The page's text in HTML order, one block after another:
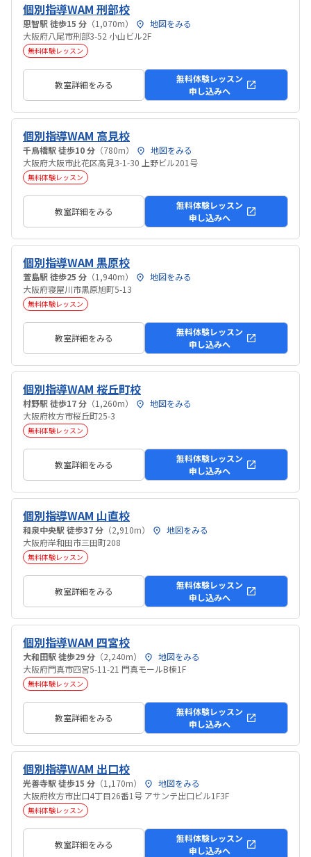
個別指導WAM 刑部校
恩智駅 徒歩15 分 （1,070m）
地図をみる
大阪府八尾市刑部3-52 小山ビル2F
無料体験レッスン
教室詳細をみる
無料体験レッスン
申し込みへ
個別指導WAM 高見校
千鳥橋駅 徒歩10 分 （780m）
地図をみる
大阪府大阪市此花区高見3-1-30 上野ビル201号
無料体験レッスン
教室詳細をみる
無料体験レッスン
申し込みへ
個別指導WAM 黒原校
萱島駅 徒歩25 分 （1,940m）
地図をみる
大阪府寝屋川市黒原旭町5-13
無料体験レッスン
教室詳細をみる
無料体験レッスン
申し込みへ
個別指導WAM 桜丘町校
村野駅 徒歩17 分 （1,260m）
地図をみる
大阪府枚方市桜丘町25-3
無料体験レッスン
教室詳細をみる
無料体験レッスン
申し込みへ
個別指導WAM 山直校
和泉中央駅 徒歩37 分 （2,910m）
地図をみる
大阪府岸和田市三田町208
無料体験レッスン
教室詳細をみる
無料体験レッスン
申し込みへ
個別指導WAM 四宮校
大和田駅 徒歩29 分 （2,240m）
地図をみる
大阪府門真市四宮5-11-21 門真モールB棟1F
無料体験レッスン
教室詳細をみる
無料体験レッスン
申し込みへ
個別指導WAM 出口校
光善寺駅 徒歩15 分 （1,170m）
地図をみる
大阪府枚方市出口4丁目26番1号 アサンテ出口ビル1F3F
無料体験レッスン
教室詳細をみる
無料体験レッスン
申し込みへ